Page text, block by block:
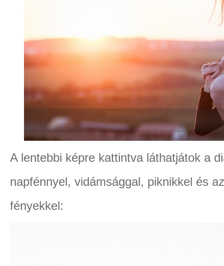
A lentebbi képre kattintva láthatjátok a
napfénnyel, vidámsággal, piknikkel és
fényekkel: